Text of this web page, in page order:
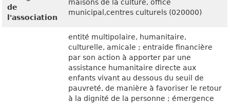
de
l'association
maisons de la culture, office
municipal,centres culturels (020000)
entité multipolaire, humanitaire,
culturelle, amicale ; entraide financière
par son action à apporter par une
assistance humanitaire directe aux
enfants vivant au dessous du seuil de
pauvreté, de manière à favoriser le retour
à la dignité de la personne ; émergence